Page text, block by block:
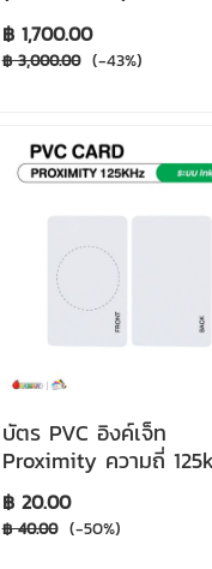
฿ 1,700.00
฿ 3,000.00 (-43%)
บัตร PVC อิงค์เจ็ท
Proximity ความถี่
0.8mm
฿ 20.00
฿ 40.00 (-50%)